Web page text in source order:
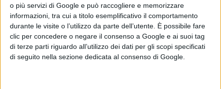
o più servizi di Google e può raccogliere e memorizzare
informazioni, tra cui a titolo esemplificativo il comportamento
durante le visite o l’utilizzo da parte dell’utente. È possibile fare
clic per concedere o negare il consenso a Google e ai suoi tag
di terze parti riguardo all’utilizzo dei dati per gli scopi specificati
di seguito nella sezione dedicata al consenso di Google.
Chi siamoContatti Privacy PolicyCookie Policy
Emanuela Giuliani CFGLNMNL77T43L639 Disclaimer